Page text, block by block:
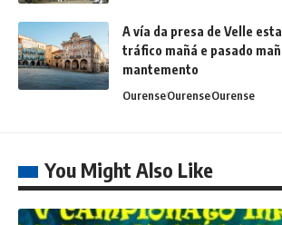
A vía da presa de Velle
tráfico mañá e pasado
mantemento
OurenseOurenseOurense
You Might Also Like